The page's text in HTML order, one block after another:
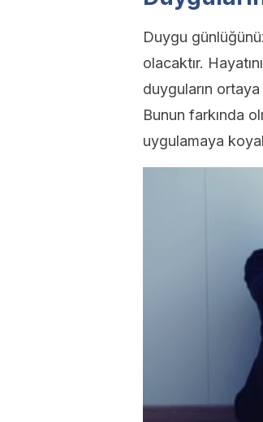
Duygu
olacaktır.
duyguların
Bunun farkında
uygulamaya